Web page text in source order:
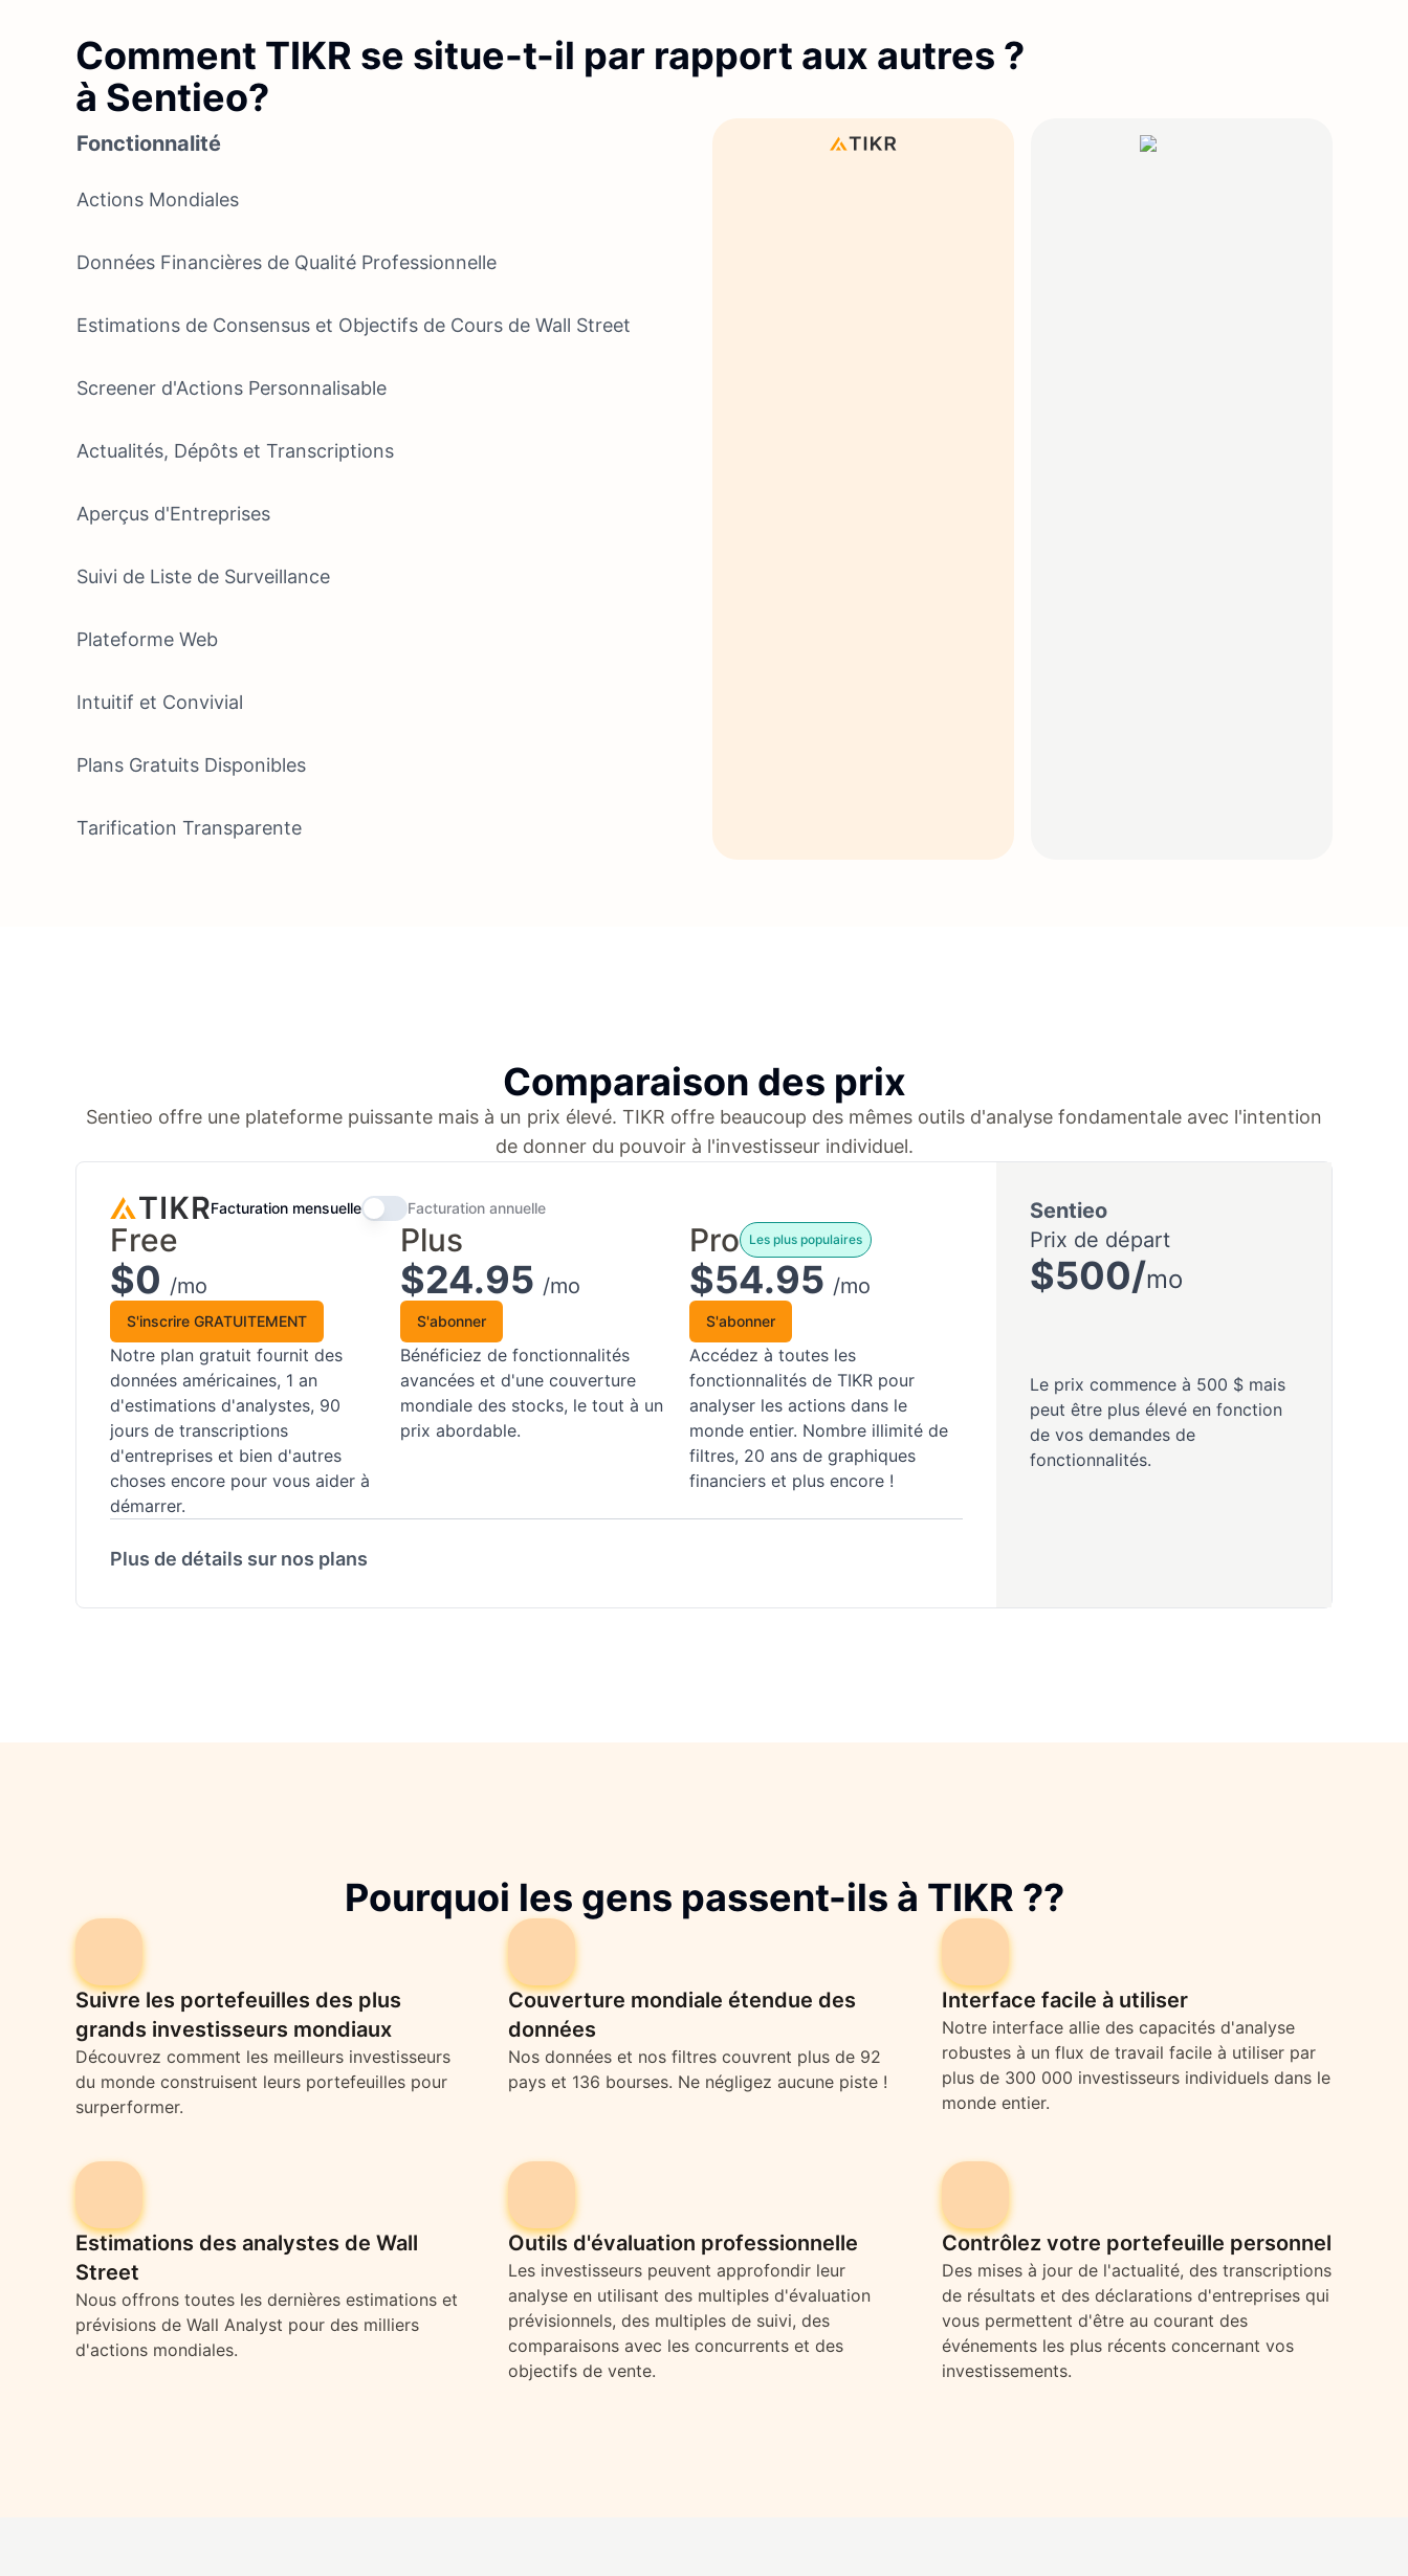
Comment TIKR se situe-t-il par rapport aux autres ?
à Sentieo?
Fonctionnalité
Actions Mondiales
Données Financières de Qualité Professionnelle
Estimations de Consensus et Objectifs de Cours de Wall Street
Screener d'Actions Personnalisable
Actualités, Dépôts et Transcriptions
Aperçus d'Entreprises
Suivi de Liste de Surveillance
Plateforme Web
Intuitif et Convivial
Plans Gratuits Disponibles
Tarification Transparente
Comparaison des prix
Sentieo offre une plateforme puissante mais à un prix élevé. TIKR offre beaucoup des mêmes outils d'analyse fondamentale avec l'intention
de donner du pouvoir à l'investisseur individuel.
Facturation mensuelle Facturation annuelle
Free
$0 /mo
S'inscrire GRATUITEMENT
Notre plan gratuit fournit des
données américaines, 1 an
d'estimations d'analystes, 90
jours de transcriptions
d'entreprises et bien d'autres
choses encore pour vous aider à
démarrer.
Plus
$24.95 /mo
S'abonner
Bénéficiez de fonctionnalités
avancées et d'une couverture
mondiale des stocks, le tout à un
prix abordable.
Pro Les plus populaires
$54.95 /mo
S'abonner
Accédez à toutes les
fonctionnalités de TIKR pour
analyser les actions dans le
monde entier. Nombre illimité de
filtres, 20 ans de graphiques
financiers et plus encore !
Plus de détails sur nos plans
Sentieo
Prix de départ
$500/mo
Le prix commence à 500 $ mais
peut être plus élevé en fonction
de vos demandes de
fonctionnalités.
Pourquoi les gens passent-ils à TIKR ??
Suivre les portefeuilles des plus
grands investisseurs mondiaux
Découvrez comment les meilleurs investisseurs
du monde construisent leurs portefeuilles pour
surperformer.
Couverture mondiale étendue des
données
Nos données et nos filtres couvrent plus de 92
pays et 136 bourses. Ne négligez aucune piste !
Interface facile à utiliser
Notre interface allie des capacités d'analyse
robustes à un flux de travail facile à utiliser par
plus de 300 000 investisseurs individuels dans le
monde entier.
Estimations des analystes de Wall
Street
Nous offrons toutes les dernières estimations et
prévisions de Wall Analyst pour des milliers
d'actions mondiales.
Outils d'évaluation professionnelle
Les investisseurs peuvent approfondir leur
analyse en utilisant des multiples d'évaluation
prévisionnels, des multiples de suivi, des
comparaisons avec les concurrents et des
objectifs de vente.
Contrôlez votre portefeuille personnel
Des mises à jour de l'actualité, des transcriptions
de résultats et des déclarations d'entreprises qui
vous permettent d'être au courant des
événements les plus récents concernant vos
investissements.